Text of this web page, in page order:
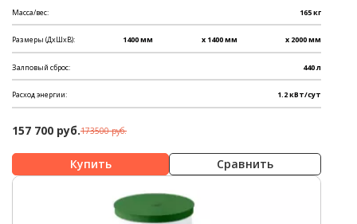
Масса/вес: 165 кг
Размеры (ДхШхВ): 1400 мм x 1400 мм x 2000 мм
Залповый сброс: 440 л
Расход энергии: 1.2 кВт/сут
157 700 руб.173500 руб.
Сравнить